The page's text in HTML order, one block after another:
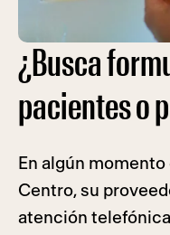
¿Busca
pacientes o
En algún momento
Centro, su
atención